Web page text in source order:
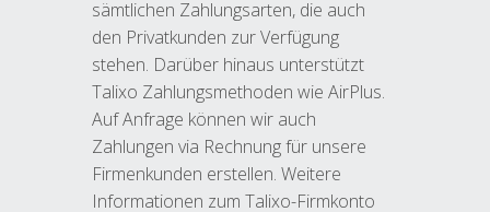
sämtlichen Zahlungsarten, die auch
den Privatkunden zur Verfügung
stehen. Darüber hinaus unterstützt
Talixo Zahlungsmethoden wie AirPlus.
Auf Anfrage können wir auch
Zahlungen via Rechnung für unsere
Firmenkunden erstellen. Weitere
Informationen zum Talixo-Firmkonto